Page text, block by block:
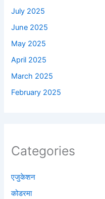
July 2025
June 2025
May 2025
April 2025
March 2025
February 2025
Categories
एजुकेशन
कोडरमा